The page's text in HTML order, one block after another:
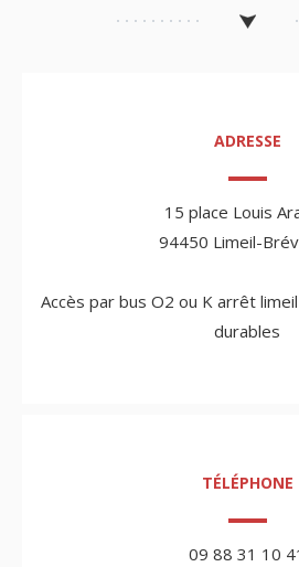
ADRESSE
15 place Louis
94450 Limeil-
Accès par bus O2 ou K arrêt
durables
TÉLÉPHONE
09 88 31 10